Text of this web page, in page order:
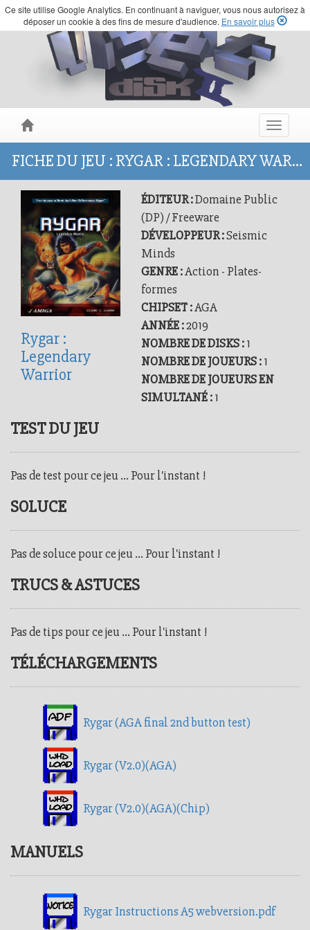
Ce site utilise Google Analytics. En continuant à naviguer, vous nous autorisez à
déposer un cookie à des fins de mesure d'audience. En savoir plus
Toggle
FICHE DU JEU : RYGAR : LEGENDARY WARRIOR
Rygar :
Legendary
Warrior
ÉDITEUR :Domaine Public
(DP) / Freeware
DÉVELOPPEUR :Seismic
Minds
GENRE :Action - Plates-
formes
CHIPSET :AGA
ANNÉE :2019
NOMBRE DE DISKS :1
NOMBRE DE JOUEURS :1
NOMBRE DE JOUEURS EN
SIMULTANÉ :1
TEST DU JEU
Pas de test pour ce jeu ... Pour l'instant !
SOLUCE
Pas de soluce pour ce jeu ... Pour l'instant !
TRUCS & ASTUCES
Pas de tips pour ce jeu ... Pour l'instant !
TÉLÉCHARGEMENTS
Rygar (AGA final 2nd button test)
Rygar (V2.0)(AGA)
Rygar (V2.0)(AGA)(Chip)
MANUELS
Rygar Instructions A5 webversion.pdf